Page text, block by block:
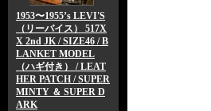
1953〜1955’s LEVI'S
（リーバイス） 517X
X 2nd JK / SIZE46 / B
LANKET MODEL
（ハギ付き） / LEAT
HER PATCH / SUPER
MINTY ＆ SUPER D
ARK